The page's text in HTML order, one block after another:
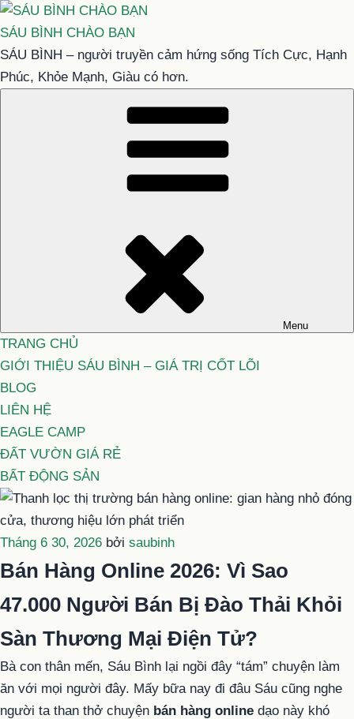
Chuyển
đến
phần
nội
SÁU BÌNH CHÀO BẠN
SÁU BÌNH – người truyền cảm hứng sống Tích Cực, Hạnh
Phúc, Khỏe Mạnh, Giàu có hơn.
Menu
TRANG CHỦ
GIỚI THIỆU SÁU BÌNH – GIÁ TRỊ CỐT LÕI
BLOG
LIÊN HỆ
EAGLE CAMP
ĐẤT VƯỜN GIÁ RẺ
BẤT ĐỘNG SẢN
Đăng
trong
Tháng 6 30, 2026 bởi saubinh
Bán Hàng Online 2026: Vì Sao
47.000 Người Bán Bị Đào Thải Khỏi
Sàn Thương Mại Điện Tử?
Bà con thân mến, Sáu Bình lại ngồi đây “tám” chuyện làm
ăn với mọi người đây. Mấy bữa nay đi đâu Sáu cũng nghe
người ta than thở chuyện bán hàng online dạo này khó